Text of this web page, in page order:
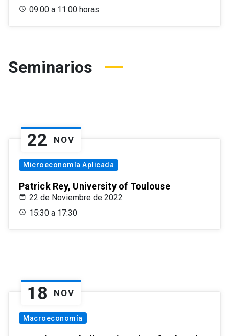
09:00 a 11:00 horas
Seminarios
22 NOV
Microeconomía Aplicada
Patrick Rey, University of Toulouse
22 de Noviembre de 2022
15:30 a 17:30
18 NOV
Macroeconomía